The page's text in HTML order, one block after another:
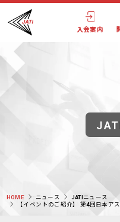
入会案内
HOME ニュース
JATIニュース
【イベントのご紹介】 第4回日本ア